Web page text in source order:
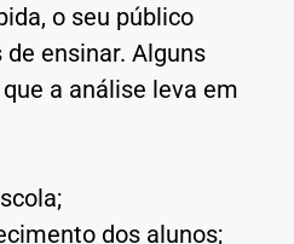
o seu público
ensinar. Alguns
a análise leva em
dos alunos;